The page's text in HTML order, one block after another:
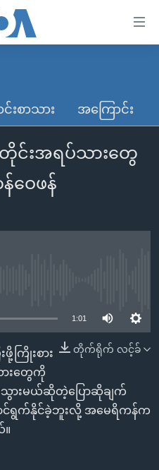
စာသား အကြောင်း
င်းအရပ်သားတွေ
ေဖန်
1:01
တိုက်ရိုက် လင့်ခ်
ဖို့ကြိုးစား
းတွေကို
းမယ်ဆိုတဲ့ပြောဆိုချက်
င်ရွက်နိုင်ခဲ့ဘူးလို့ အမေရိကန်က
။